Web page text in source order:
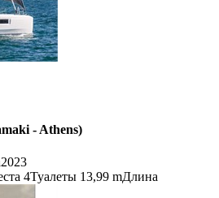
- Athens)
2023
4Туалеты 13,99 mДлина